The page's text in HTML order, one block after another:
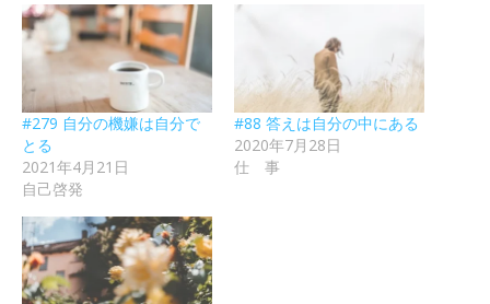
#279 自分の機嫌は自分で
とる
2021年4月21日
自己啓発
#88 答えは自分の中にある
2020年7月28日
仕 事